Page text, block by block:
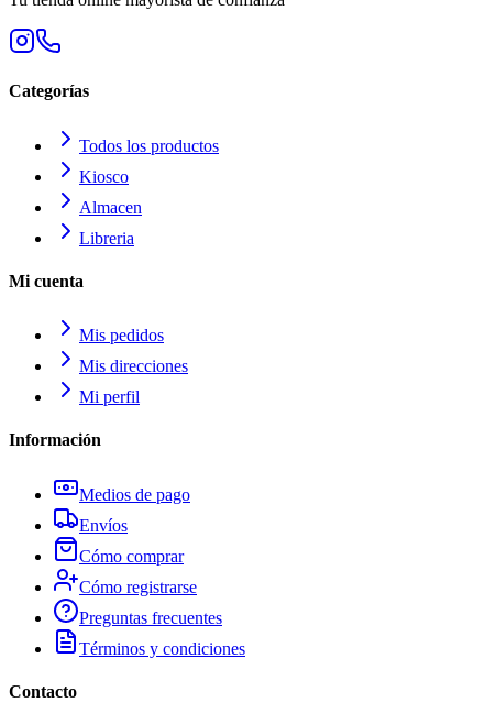
Categorías
Todos los productos
Kiosco
Almacen
Libreria
Mi cuenta
Mis pedidos
Mis direcciones
Mi perfil
Información
Medios de pago
Envíos
Cómo comprar
Cómo registrarse
Preguntas frecuentes
Términos y condiciones
Contacto